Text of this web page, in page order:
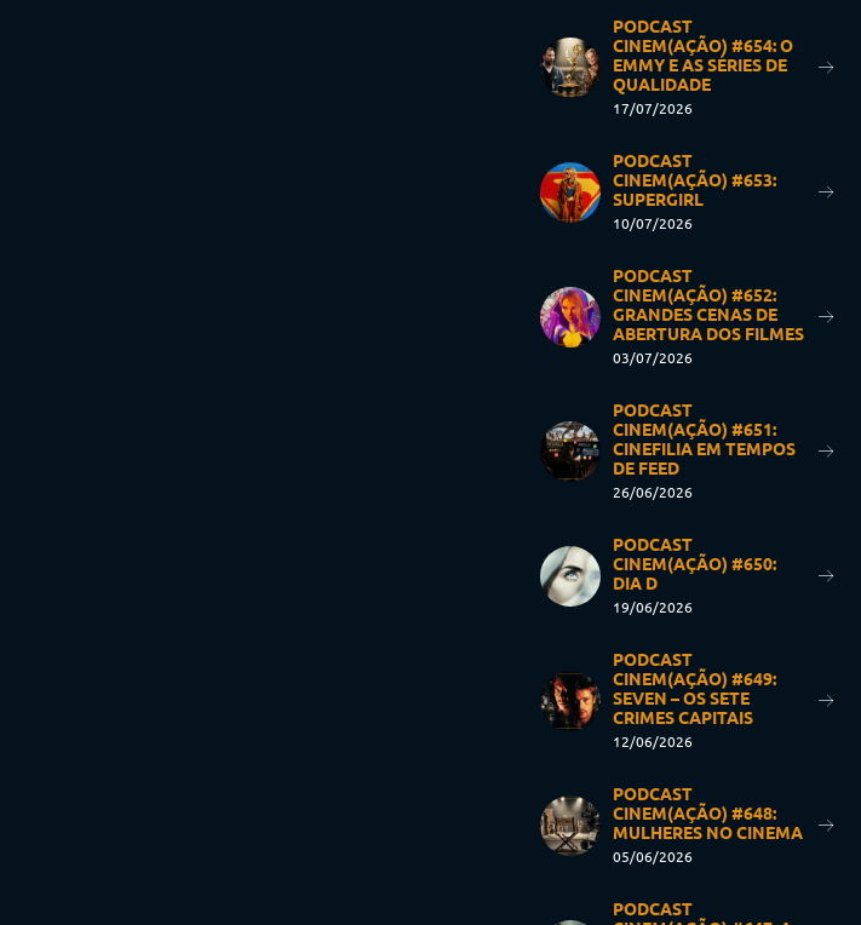
PODCAST
CINEM(AÇÃO) #654: O
EMMY E AS SÉRIES DE
QUALIDADE
17/07/2026
PODCAST
CINEM(AÇÃO) #653:
SUPERGIRL
10/07/2026
PODCAST
CINEM(AÇÃO) #652:
GRANDES CENAS DE
ABERTURA DOS FILMES
03/07/2026
PODCAST
CINEM(AÇÃO) #651:
CINEFILIA EM TEMPOS
DE FEED
26/06/2026
PODCAST
CINEM(AÇÃO) #650:
DIA D
19/06/2026
PODCAST
CINEM(AÇÃO) #649:
SEVEN – OS SETE
CRIMES CAPITAIS
12/06/2026
PODCAST
CINEM(AÇÃO) #648:
MULHERES NO CINEMA
05/06/2026
PODCAST